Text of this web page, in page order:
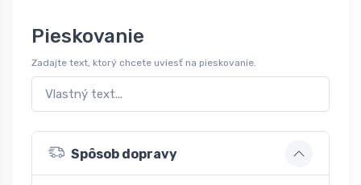
Pieskovanie
Zadajte text, ktorý chcete uviesť na pieskovanie.
Spôsob dopravy